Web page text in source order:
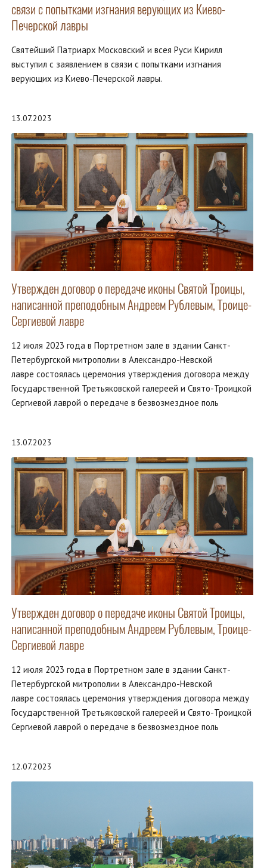
связи с попытками изгнания верующих из Киево-
Печерской лавры
Святейший Патриарх Московский и всея Руси Кирилл
выступил с заявлением в связи с попытками изгнания
верующих из Киево-Печерской лавры.
13.07.2023
Утвержден договор о передаче иконы Святой Троицы,
написанной преподобным Андреем Рублевым, Троице-
Сергиевой лавре
12 июля 2023 года в Портретном зале в здании Санкт-
Петербургской митрополии в Александро-Невской
лавре состоялась церемония утверждения договора между
Государственной Третьяковской галереей и Свято-Троицкой
Сергиевой лаврой о передаче в безвозмездное поль
13.07.2023
Утвержден договор о передаче иконы Святой Троицы,
написанной преподобным Андреем Рублевым, Троице-
Сергиевой лавре
12 июля 2023 года в Портретном зале в здании Санкт-
Петербургской митрополии в Александро-Невской
лавре состоялась церемония утверждения договора между
Государственной Третьяковской галереей и Свято-Троицкой
Сергиевой лаврой о передаче в безвозмездное поль
12.07.2023